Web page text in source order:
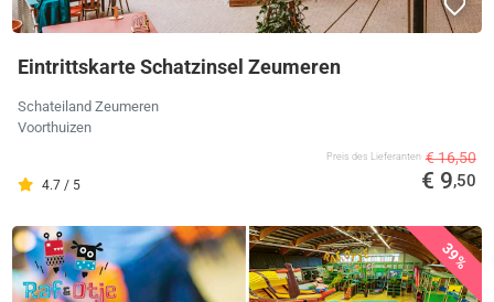
Eintrittskarte Schatzinsel Zeumeren
Schateiland Zeumeren
Voorthuizen
4.7 / 5
Preis des Lieferanten € 16,50
€ 9,50
39%